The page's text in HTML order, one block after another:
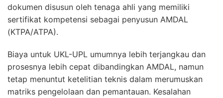
dokumen disusun oleh tenaga ahli yang memiliki
sertifikat kompetensi sebagai penyusun AMDAL
(KTPA/ATPA).
Biaya untuk UKL-UPL umumnya lebih terjangkau dan
prosesnya lebih cepat dibandingkan AMDAL, namun
tetap menuntut ketelitian teknis dalam merumuskan
matriks pengelolaan dan pemantauan. Kesalahan